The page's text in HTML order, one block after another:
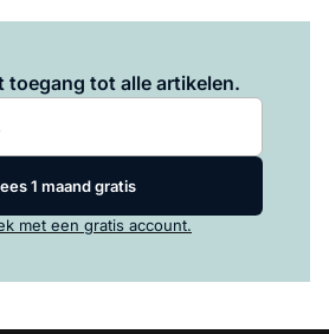
toegang tot alle artikelen.
1 maand gratis
met een gratis account.